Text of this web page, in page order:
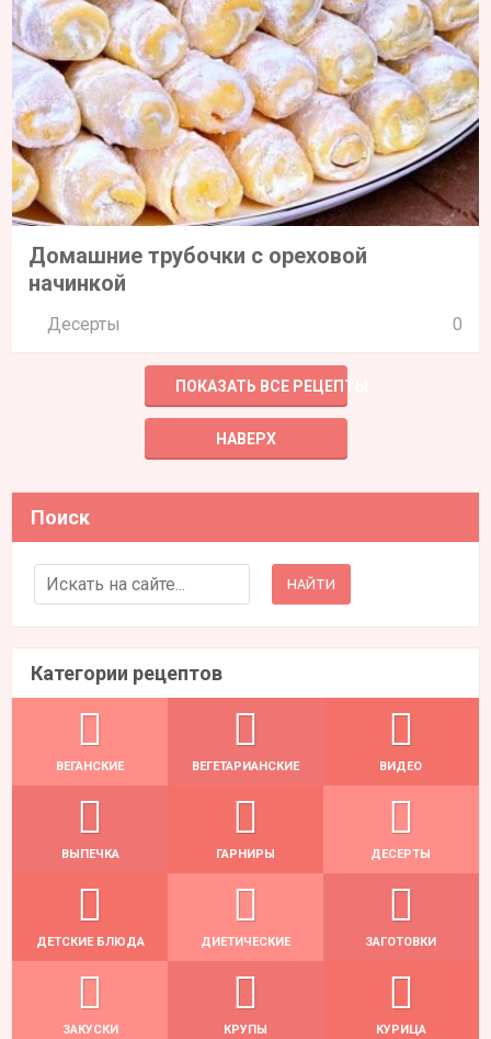
Домашние трубочки с ореховой
начинкой
Десерты 0
ПОКАЗАТЬ ВСЕ РЕЦЕПТЫ
НАВЕРХ
Поиск
Search for:
Категории рецептов
ВЕГАНСКИЕ ВЕГЕТАРИАНСКИЕ ВИДЕО
ВЫПЕЧКА ГАРНИРЫ ДЕСЕРТЫ
ДЕТСКИЕ БЛЮДА ДИЕТИЧЕСКИЕ ЗАГОТОВКИ
ЗАКУСКИ КРУПЫ КУРИЦА